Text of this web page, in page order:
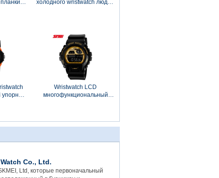
холодного wristwatch людей
Wristwatch LCD
многофункциональный
Co., Ltd.
Ltd, которые первоначальный